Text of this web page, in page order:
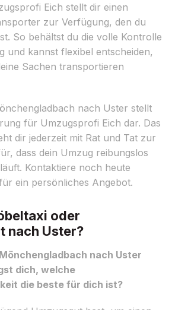
Eich stellt dir einen
zur Verfügung, den du
So behältst du die volle Kontrolle
und kannst flexibel entscheiden,
Sachen transportieren
nach Uster stellt
für Umzugsprofi Eich dar. Das
dir jederzeit mit Rat und Tat zur
dass dein Umzug reibungslos
Kontaktiere noch heute
ein persönliches Angebot.
oder
nach Uster?
nach Uster
dich, welche
die beste für dich ist?